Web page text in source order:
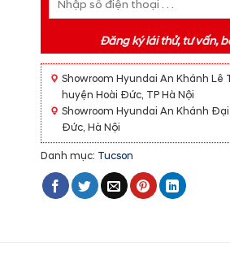
Đăng ký lái thử, tư vấn,
Showroom Hyundai An Khánh Lê
huyện Hoài Đức, TP Hà Nội
Showroom Hyundai An Khánh
Đức, Hà Nội
Danh mục: Tucson